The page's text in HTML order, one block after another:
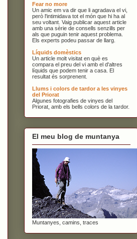
Fear no more
Un amic em va dir que li agradava el vi,
però l'intimidava tot el món que hi ha al
seu voltant. Vaig publicar aquest article
amb una sèrie de consells senzills per
als que puguin tenir aquest problema.
Els experts podeu passar de llarg.
Líquids domèstics
Un article molt visitat en què es
compara el preu del vi amb el d'altres
líquids que podem tenir a casa. El
resultat és sorprenent.
Llums i colors de tardor a les vinyes
del Priorat
Algunes fotografies de vinyes del
Priorat, amb els bells colors de la tardor.
El meu blog de muntanya
Muntanyes, camins, traces